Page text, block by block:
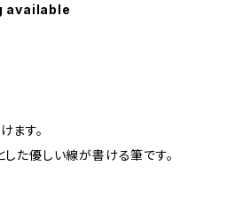
available
ます。
た優しい線が書ける筆です。